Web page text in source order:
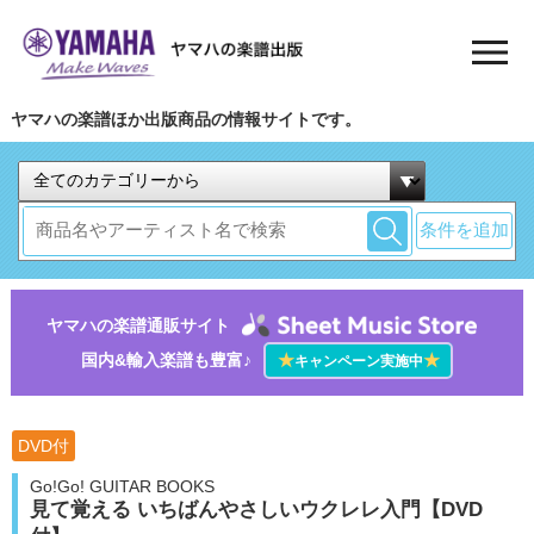
ヤマハの楽譜ほか出版商品の情報サイトです。
条件を追加
ヤマハの楽譜通販サイト
国内&輸入楽譜も豊富♪
★キャンペーン実施中★
DVD付
Go!Go! GUITAR BOOKS
見て覚える いちばんやさしいウクレレ入門【DVD